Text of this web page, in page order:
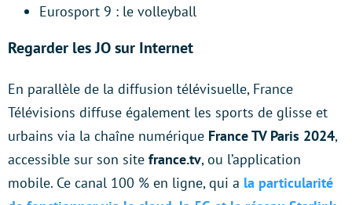
Eurosport 9 : le volleyball
Regarder les JO sur Internet
En parallèle de la diffusion télévisuelle, France
Télévisions diffuse également les sports de glisse et
urbains via la chaîne numérique France TV Paris 2024,
accessible sur son site france.tv, ou l’application
mobile. Ce canal 100 % en ligne, qui a la particularité